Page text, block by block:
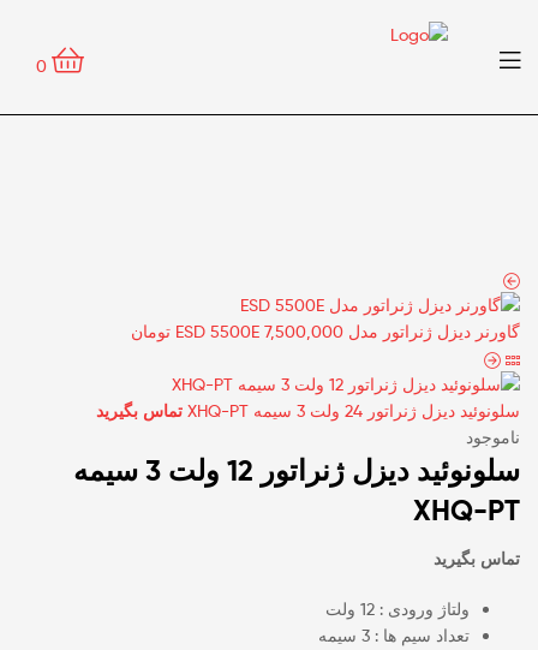
0
گاورنر دیزل ژنراتور مدل ESD 5500E 7,500,000 تومان
سلونوئید دیزل ژنراتور 24 ولت 3 سیمه XHQ-PT تماس بگیرید
ناموجود
سلونوئید دیزل ژنراتور 12 ولت 3 سیمه
XHQ-PT
تماس بگیرید
ولتاژ ورودی : 12 ولت
تعداد سیم ها : 3 سیمه